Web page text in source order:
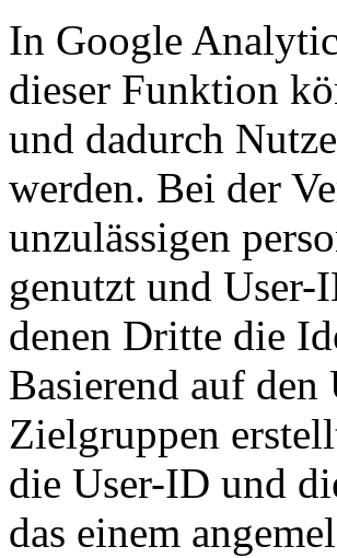
In Google
dieser Funktion
und dadurch
werden. Bei der
unzulässigen
genutzt und
denen Dritte die
Basierend auf
Zielgruppen
die User-ID und
das einem